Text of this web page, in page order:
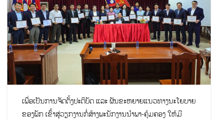
ເພື່ອເປັນການຈັດຕັ້ງປະຕິບັດ ແລະ ຜັນຂະຫຍາຍແນວທາງນະໂຍບາຍ
ຂອງພັກ ເຂົ້າສູ່ວຽກງານກໍ່ສ້າງພະນັກງານນຳພາ-ຄຸ້ມຄອງ ໃຫ້ມີ